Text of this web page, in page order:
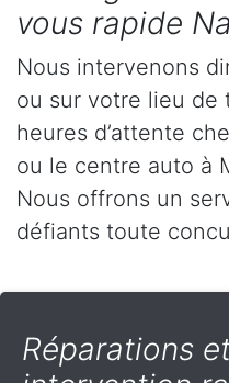
vous rapide
Nous intervenons
ou sur votre lieu de
heures d’attente
ou le centre auto à
Nous offrons un
défiants toute
Réparations